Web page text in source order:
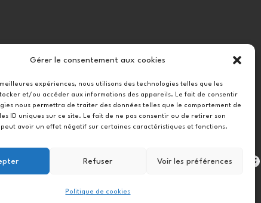
Gérer le consentement aux cookies
expériences, nous utilisons des technologies telles que les
et/ou accéder aux informations des appareils. Le fait de consentir
nous permettra de traiter des données telles que le comportement de
ID uniques sur ce site. Le fait de ne pas consentir ou de retirer son
peut avoir un effet négatif sur certaines caractéristiques et fonctions.
Refuser Voir les préférences
Politique de cookies